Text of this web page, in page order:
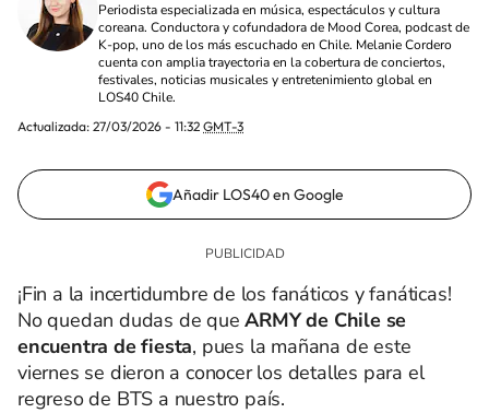
Periodista especializada en música, espectáculos y cultura
coreana. Conductora y cofundadora de Mood Corea, podcast de
K-pop, uno de los más escuchado en Chile. Melanie Cordero
cuenta con amplia trayectoria en la cobertura de conciertos,
festivales, noticias musicales y entretenimiento global en
LOS40 Chile.
Actualizada: 27/03/2026 - 11:32 GMT-3
Añadir LOS40 en Google
¡Fin a la incertidumbre de los fanáticos y fanáticas!
No quedan dudas de queARMY de Chile se
encuentra de fiesta, pues la mañana de este
viernes se dieron a conocer los detalles para el
regreso de BTS a nuestro país.